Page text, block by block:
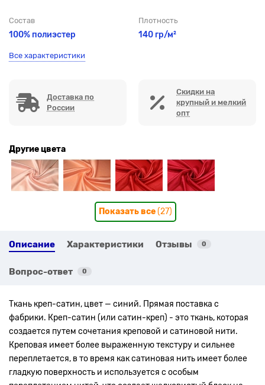
Состав
100% полиэстер
Плотность
140 гр/м²
Все характеристики
Доставка по
России
Скидки на
крупный и мелкий
опт
Другие цвета
Показать все(27)
Описание Характеристики Отзывы 0
Вопрос-ответ 0
Ткань креп-сатин, цвет — синий. Прямая поставка с
фабрики. Креп-сатин (или сатин-креп) - это ткань, которая
создается путем сочетания креповой и сатиновой нити.
Креповая имеет более выраженную текстуру и сильнее
переплетается, в то время как сатиновая нить имеет более
гладкую поверхность и используется с особым